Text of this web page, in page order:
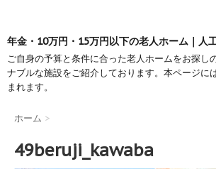
年金・10万円・15万円以下の老人ホーム｜人
ご自身の予算と条件に合った老人ホームをお探し
ナブルな施設をご紹介しております。本ページに
まれます。
ホーム >
49beruji_kawaba